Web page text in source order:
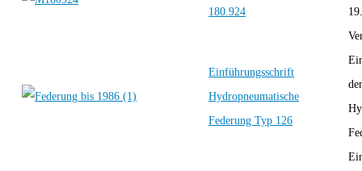
180.924
Einführungsschrift
Hydropneumatische
Federung Typ 126